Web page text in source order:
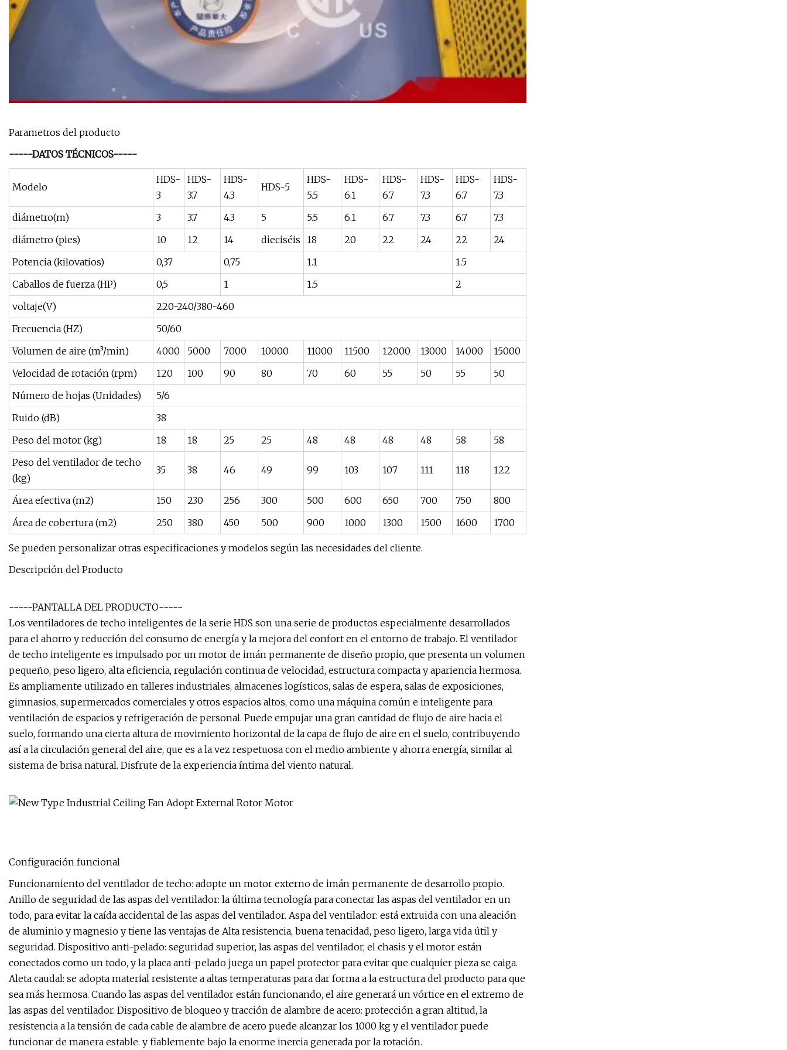
Parametros del producto
-----DATOS TÉCNICOS-----
Modelo
HDS-
3
HDS-
3.7
HDS-
4.3
HDS-5
HDS-
5.5
HDS-
6.1
HDS-
6.7
HDS-
7.3
HDS-
6.7
HDS-
7.3
diámetro(m)
3 3.7 4.3 5 5.5 6.1 6.7 7.3 6.7
7.3
diámetro (pies)
10 12 14 dieciséis 18 20 22 24 22
24
Potencia (kilovatios)
0,37 0,75 1.1
1.5
Caballos de fuerza (HP)
0,5 1 1.5
2
voltaje(V)
220-240/380-460
Frecuencia (HZ)
50/60
Volumen de aire (m³/min)
4000 5000 7000 10000 11000 11500 12000 13000 14000
15000
Velocidad de rotación (rpm)
120 100 90 80 70 60 55 50 55
50
Número de hojas (Unidades)
5/6
Ruido (dB)
38
Peso del motor (kg)
18 18 25 25 48 48 48 48 58
58
Peso del ventilador de techo
(kg)
35 38 46 49 99 103 107 111 118 122
Área efectiva (m2) 150 230 256 300 500 600 650 700 750
800
Área de cobertura (m2)
250 380 450 500 900 1000 1300 1500 1600 1700
Se pueden personalizar otras especificaciones y modelos según las necesidades del cliente.
Descripción del Producto
-----PANTALLA DEL PRODUCTO-----
Los ventiladores de techo inteligentes de la serie HDS son una serie de productos especialmente desarrollados
para el ahorro y reducción del consumo de energía y la mejora del confort en el entorno de trabajo. El ventilador
de techo inteligente es impulsado por un motor de imán permanente de diseño propio, que presenta un volumen
pequeño, peso ligero, alta eficiencia, regulación continua de velocidad, estructura compacta y apariencia hermosa.
Es ampliamente utilizado en talleres industriales, almacenes logísticos, salas de espera, salas de exposiciones,
gimnasios, supermercados comerciales y otros espacios altos, como una máquina común e inteligente para
ventilación de espacios y refrigeración de personal. Puede empujar una gran cantidad de flujo de aire hacia el
suelo, formando una cierta altura de movimiento horizontal de la capa de flujo de aire en el suelo, contribuyendo
así a la circulación general del aire, que es a la vez respetuosa con el medio ambiente y ahorra energía, similar al
sistema de brisa natural. Disfrute de la experiencia íntima del viento natural.
Configuración funcional
Funcionamiento del ventilador de techo: adopte un motor externo de imán permanente de desarrollo propio.
Anillo de seguridad de las aspas del ventilador: la última tecnología para conectar las aspas del ventilador en un
todo, para evitar la caída accidental de las aspas del ventilador. Aspa del ventilador: está extruida con una aleación
de aluminio y magnesio y tiene las ventajas de Alta resistencia, buena tenacidad, peso ligero, larga vida útil y
seguridad. Dispositivo anti-pelado: seguridad superior, las aspas del ventilador, el chasis y el motor están
conectados como un todo, y la placa anti-pelado juega un papel protector para evitar que cualquier pieza se caiga.
Aleta caudal: se adopta material resistente a altas temperaturas para dar forma a la estructura del producto para que
sea más hermosa. Cuando las aspas del ventilador están funcionando, el aire generará un vórtice en el extremo de
las aspas del ventilador. Dispositivo de bloqueo y tracción de alambre de acero: protección a gran altitud, la
resistencia a la tensión de cada cable de alambre de acero puede alcanzar los 1000 kg y el ventilador puede
funcionar de manera estable. y fiablemente bajo la enorme inercia generada por la rotación.